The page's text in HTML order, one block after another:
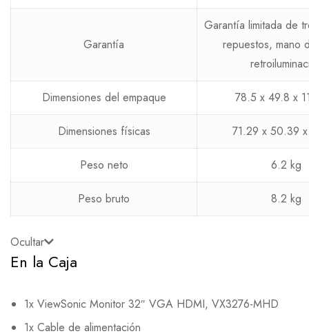
Garantía
Garantía limitada de
repuestos, mano
Dimensiones del empaque 78.5 x 49.8 x
Dimensiones físicas 71.29 x 50.39
Peso neto 6.2 kg
Peso bruto 8.2 kg
Ocultar
En la Caja
1x ViewSonic Monitor 32″ VGA HDMI, VX3276-MHD
1x Cable de alimentación